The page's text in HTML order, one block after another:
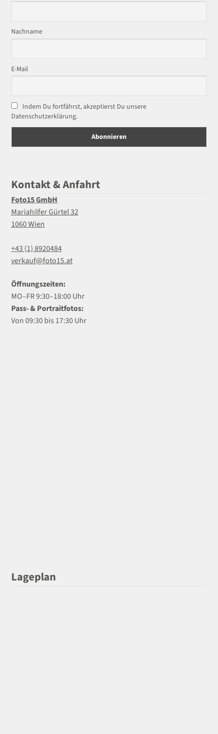
Nachname
E-Mail
Indem Du fortfährst, akzeptierst Du unsere
Datenschutzerklärung.
Kontakt & Anfahrt
Foto15 GmbH
Mariahilfer Gürtel 32
1060 Wien
+43 (1) 8920484
verkauf@foto15.at
Öffnungszeiten:
MO–FR 9:30–18:00 Uhr
Pass- & Portraitfotos:
Von 09:30 bis 17:30 Uhr
Lageplan